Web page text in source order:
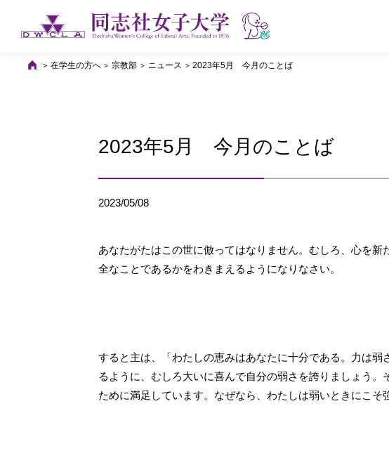
在学生の方へ 宗教部 ニュース 2023年5月 今月のことば
2023年5月 今月のことば
2023/05/08
あなたがたはこの世に倣ってはなりません。むしろ、心を
全なことであるかをわきまえるようになりなさい。
すると主は、「わたしの恵みはあなたに十分である。力は
るように、むしろ大いに喜んで自分の弱さを誇りましょう
ために満足しています。なぜなら、わたしは弱いときにこそ